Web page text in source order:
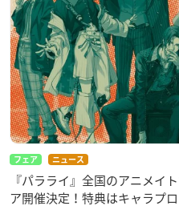
フェア ニュース
『パラライ』全国のアニメイ
ア開催決定！特典はキャラプ